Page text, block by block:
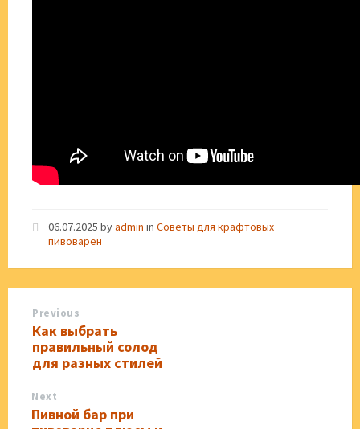
06.07.2025 byadmin in Советы для крафтовых
пивоварен
Previous
Как выбрать
правильный солод
для разных стилей
Next
Пивной бар при